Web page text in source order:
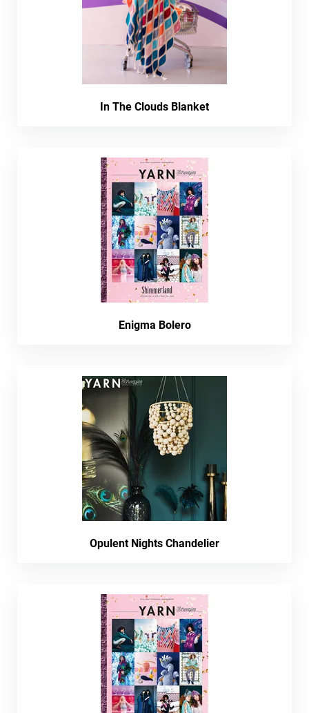
In The Clouds Blanket
Enigma Bolero
Opulent Nights Chandelier